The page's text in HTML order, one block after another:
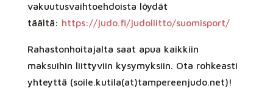
vakuutusvaihtoehdoista löydät
täältä: https://judo.fi/judoliitto/suomisport/
Rahastonhoitajalta saat apua kaikkiin
maksuihin liittyviin kysymyksiin. Ota rohkeasti
yhteyttä (soile.kutila(at)tampereenjudo.net)!